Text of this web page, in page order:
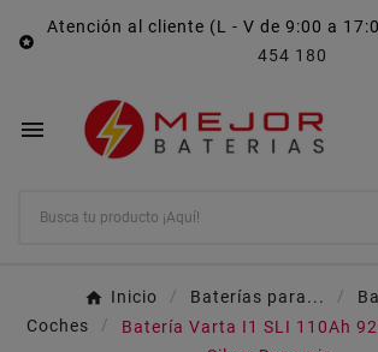

Atención al cliente (L - V de 9:00 a
454 180

Inicio Baterías para...
Coches
Batería Varta I1 SLI 110Ah